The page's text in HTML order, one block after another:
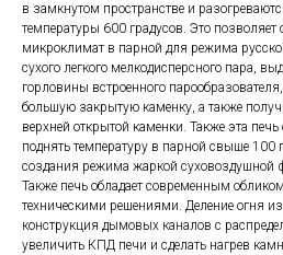
в замкнутом пространстве и
температуры 600 градусов. Это
микроклимат в парной для режима
сухого легкого мелкодисперсного пара,
горловины встроенного
большую закрытую каменку, а также
верхней открытой каменки. Также эта
поднять температуру в парной свыше 100
создания режима жаркой суховоздушной
Также печь обладает современным
техническими решениями. Деление огня
конструкция дымовых каналов с
увеличить КПД печи и сделать нагрев